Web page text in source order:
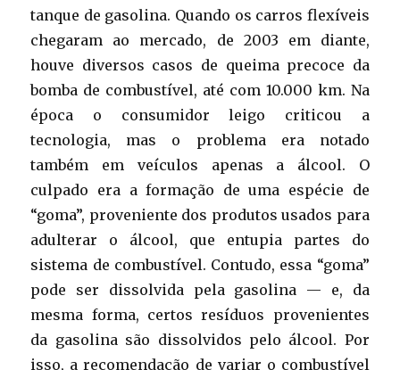
tanque de gasolina. Quando os carros flexíveis
chegaram ao mercado, de 2003 em diante,
houve diversos casos de queima precoce da
bomba de combustível, até com 10.000 km. Na
época o consumidor leigo criticou a
tecnologia, mas o problema era notado
também em veículos apenas a álcool. O
culpado era a formação de uma espécie de
“goma”, proveniente dos produtos usados para
adulterar o álcool, que entupia partes do
sistema de combustível. Contudo, essa “goma”
pode ser dissolvida pela gasolina — e, da
mesma forma, certos resíduos provenientes
da gasolina são dissolvidos pelo álcool. Por
isso, a recomendação de variar o combustível